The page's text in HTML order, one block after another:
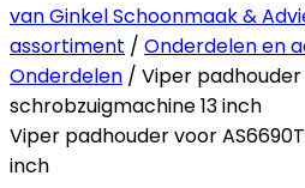
van Ginkel Schoonmaak &
assortiment / Onderdelen en
Onderdelen / Viper padhouder
schrobzuigmachine 13 inch
Viper padhouder voor
inch